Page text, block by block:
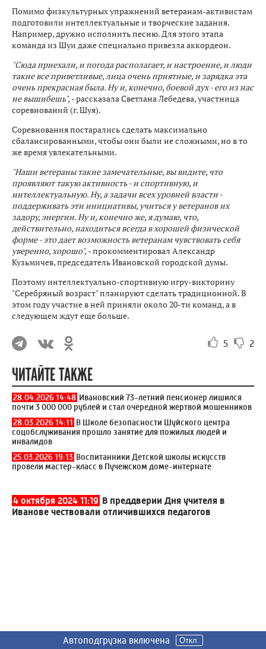
Помимо физкультурных упражнений ветеранам-активистам
подготовили интеллектуальные и творческие задания.
Например, дружно исполнить песню. Для этого этапа
команда из Шуи даже специально привезла аккордеон.
"Сюда приехали, и погода располагает, и настроение, и люди
такие все приветливые, лица очень приятные, и зарядка эта
очень прекрасная была. Ну и, конечно, боевой дух - его из нас
не вышибешь", - рассказала Светлана Лебедева, участница
соревнований (г. Шуя).
Соревнования постарались сделать максимально
сбалансированными, чтобы они были не сложными, но в то
же время увлекательными.
"Наши ветераны такие замечательные, вы видите, что
проявляют такую активность - и спортивную, и
интеллектуальную. Ну, а задачи всех уровней власти -
поддерживать эти инициативы, учиться у ветеранов их
задору, энергии. Ну и, конечно же, я думаю, что,
действительно, находиться всегда в хорошей физической
форме - это дает возможность ветеранам чувствовать себя
уверенно, хорошо", - прокомментировал Александр
Кузьмичев, председатель Ивановской городской думы.
Поэтому интеллектуально-спортивную игру-викторину
"Серебряный возраст" планируют сделать традиционной. В
этом году участие в ней приняли около 20-ти команд, а в
следующем ждут еще больше.
5 2
ЧИТАЙТЕ ТАКЖЕ
28.04.2026 14:48 Ивановский 73-летний пенсионер лишился
почти 3 000 000 рублей и стал очередной жертвой мошенников
28.03.2026 14:11 В Школе безопасности Шуйского центра
соцобслуживания прошло занятие для пожилых людей и
инвалидов
25.03.2026 19:13 Воспитанники Детской школы искусств
провели мастер-класс в Пучежском доме-интернате
4 октября 2024 11:19 В преддверии Дня учителя в
Иванове чествовали отличившихся педагогов
Автоподгрузка включена Откл.
Автоподгрузка включена Откл.
Автоподгрузка включена Откл.
Автоподгрузка включена Откл.
Автоподгрузка включена Откл.
Автоподгрузка включена Откл.
Автоподгрузка включена Откл.